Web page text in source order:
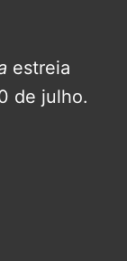
estreia
de julho.